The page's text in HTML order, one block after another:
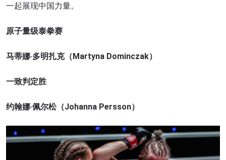
一起展现中国力量。
原子量级泰拳赛
马蒂娜·多明扎克（Martyna Dominczak）
一致判定胜
约翰娜·佩尔松（Johanna Persson）